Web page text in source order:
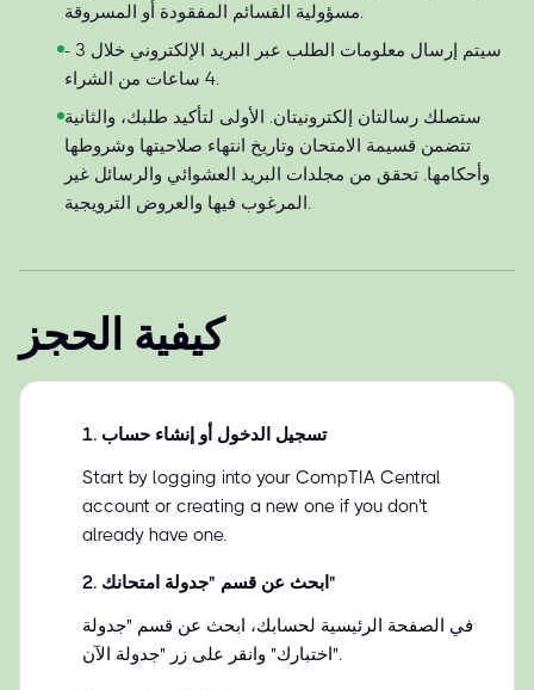
مسؤولية القسائم المفقودة أو المسروقة.
سيتم إرسال معلومات الطلب عبر البريد الإلكتروني خلال 3 -
4 ساعات من الشراء.
ستصلك رسالتان إلكترونيتان. الأولى لتأكيد طلبك، والثانية
تتضمن قسيمة الامتحان وتاريخ انتهاء صلاحيتها وشروطها
وأحكامها. تحقق من مجلدات البريد العشوائي والرسائل غير
المرغوب فيها والعروض الترويجية.
كيفية الحجز
1. تسجيل الدخول أو إنشاء حساب
Start by logging into your CompTIA Central
account or creating a new one if you don't
already have one.
2.
ابحث عن قسم "جدولة امتحانك"
في الصفحة الرئيسية لحسابك، ابحث عن قسم "جدولة
اختبارك" وانقر على زر "جدولة الآن".